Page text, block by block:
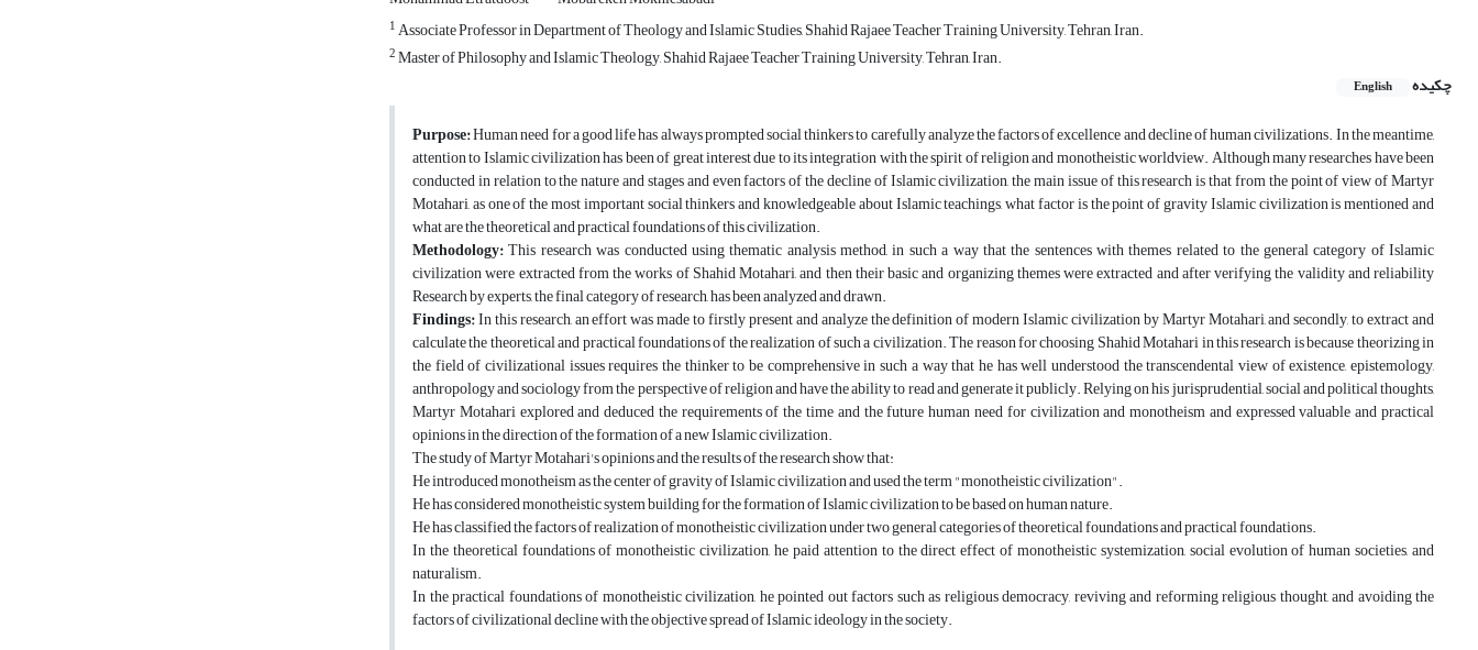
1Associate Professor in Department of Theology and Islamic Studies, Shahid Rajaee Teacher Training University, Tehran, Iran.
2Master of Philosophy and Islamic Theology, Shahid Rajaee Teacher Training University, Tehran, Iran.
چکیده
English
Purpose:Human need for a good life has always prompted social thinkers to carefully analyze the factors of excellence and decline of human civilizations. In the meantime,
attention to Islamic civilization has been of great interest due to its integration with the spirit of religion and monotheistic worldview. Although many researches have been
conducted in relation to the nature and stages and even factors of the decline of Islamic civilization, the main issue of this research is that from the point of view of Martyr
Motahari, as one of the most important social thinkers and knowledgeable about Islamic teachings, what factor is the point of gravity Islamic civilization is mentioned and
what are the theoretical and practical foundations of this civilization.
Methodology:This research was conducted using thematic analysis method, in such a way that the sentences with themes related to the general category of Islamic
civilization were extracted from the works of Shahid Motahari, and then their basic and organizing themes were extracted and after verifying the validity and reliability
Research by experts, the final category of research, has been analyzed and drawn.
Findings:In this research, an effort was made to firstly present and analyze the definition of modern Islamic civilization by Martyr Motahari, and secondly, to extract and
calculate the theoretical and practical foundations of the realization of such a civilization. The reason for choosing Shahid Motahari in this research is because theorizing in
the field of civilizational issues requires the thinker to be comprehensive in such a way that he has well understood the transcendental view of existence, epistemology,
anthropology and sociology from the perspective of religion and have the ability to read and generate it publicly. Relying on his jurisprudential, social and political thoughts,
Martyr Motahari explored and deduced the requirements of the time and the future human need for civilization and monotheism and expressed valuable and practical
opinions in the direction of the formation of a new Islamic civilization.
The study of Martyr Motahari's opinions and the results of the research show that:
He introduced monotheism as the center of gravity of Islamic civilization and used the term "monotheistic civilization".
He has considered monotheistic system building for the formation of Islamic civilization to be based on human nature.
He has classified the factors of realization of monotheistic civilization under two general categories of theoretical foundations and practical foundations.
In the theoretical foundations of monotheistic civilization, he paid attention to the direct effect of monotheistic systemization, social evolution of human societies, and
naturalism.
In the practical foundations of monotheistic civilization, he pointed out factors such as religious democracy, reviving and reforming religious thought, and avoiding the
factors of civilizational decline with the objective spread of Islamic ideology in the society.